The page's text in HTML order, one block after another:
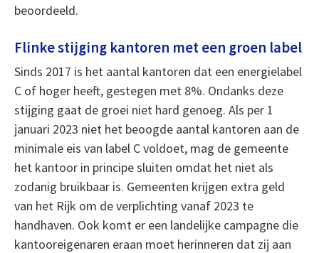
beoordeeld.
Flinke stijging kantoren met een groen label
Sinds 2017 is het aantal kantoren dat een energielabel
C of hoger heeft, gestegen met 8%. Ondanks deze
stijging gaat de groei niet hard genoeg. Als per 1
januari 2023 niet het beoogde aantal kantoren aan de
minimale eis van label C voldoet, mag de gemeente
het kantoor in principe sluiten omdat het niet als
zodanig bruikbaar is. Gemeenten krijgen extra geld
van het Rijk om de verplichting vanaf 2023 te
handhaven. Ook komt er een landelijke campagne die
kantooreigenaren eraan moet herinneren dat zij aan